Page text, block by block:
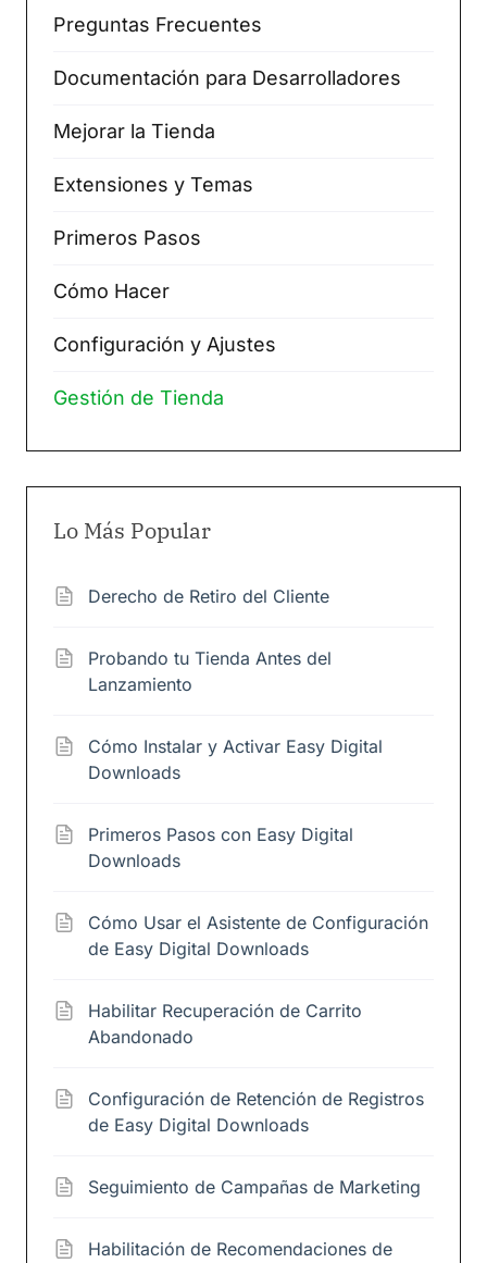
Preguntas Frecuentes
Documentación para Desarrolladores
Mejorar la Tienda
Extensiones y Temas
Primeros Pasos
Cómo Hacer
Configuración y Ajustes
Gestión de Tienda
Lo Más Popular
Derecho de Retiro del Cliente
Probando tu Tienda Antes del
Lanzamiento
Cómo Instalar y Activar Easy Digital
Downloads
Primeros Pasos con Easy Digital
Downloads
Cómo Usar el Asistente de Configuración
de Easy Digital Downloads
Habilitar Recuperación de Carrito
Abandonado
Configuración de Retención de Registros
de Easy Digital Downloads
Seguimiento de Campañas de Marketing
Habilitación de Recomendaciones de